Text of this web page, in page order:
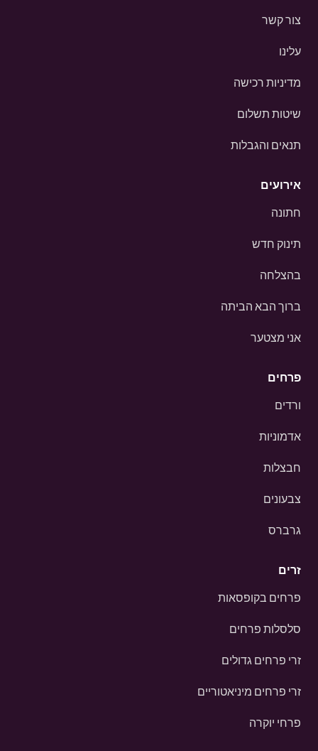
צור קשר
עלינו
מדיניות רכישה
שיטות תשלום
תנאים והגבלות
אירועים
חתונה
תינוק חדש
בהצלחה
ברוך הבא הביתה
אני מצטער
פרחים
ורדים
אדמוניות
חבצלות
צבעונים
גרברס
זרים
פרחים בקופסאות
סלסלות פרחים
זרי פרחים גדולים
זרי פרחים מיניאטוריים
פרחי יוקרה